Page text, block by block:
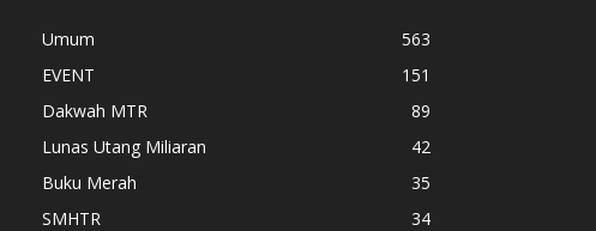
Umum
563
EVENT
151
Dakwah MTR
89
Lunas Utang Miliaran
42
Buku Merah
35
SMHTR
34